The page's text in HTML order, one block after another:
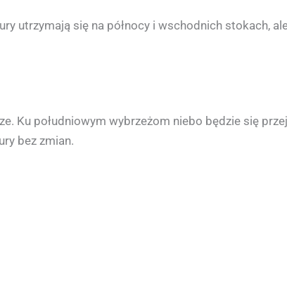
utrzymają się na północy i wschodnich stokach,
Ku południowym wybrzeżom niebo będzie się
bez zmian.